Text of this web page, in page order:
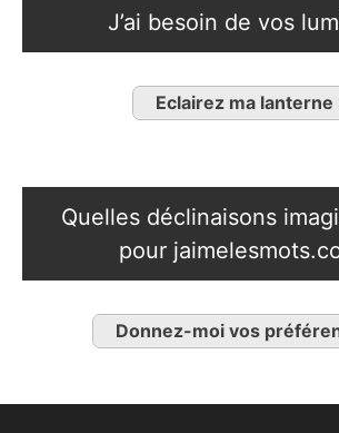
J’ai besoin de vos
Eclairez ma lanterne
Quelles déclinaisons
pour
Donnez-moi vos